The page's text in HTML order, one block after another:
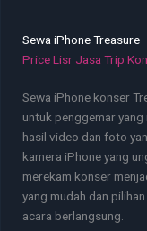
Sewa iPhone Treasure
Price Lisr Jasa Trip
Sewa iPhone konser
untuk penggemar
hasil video dan foto
kamera iPhone yang
merekam konser
yang mudah dan
acara berlangsung.